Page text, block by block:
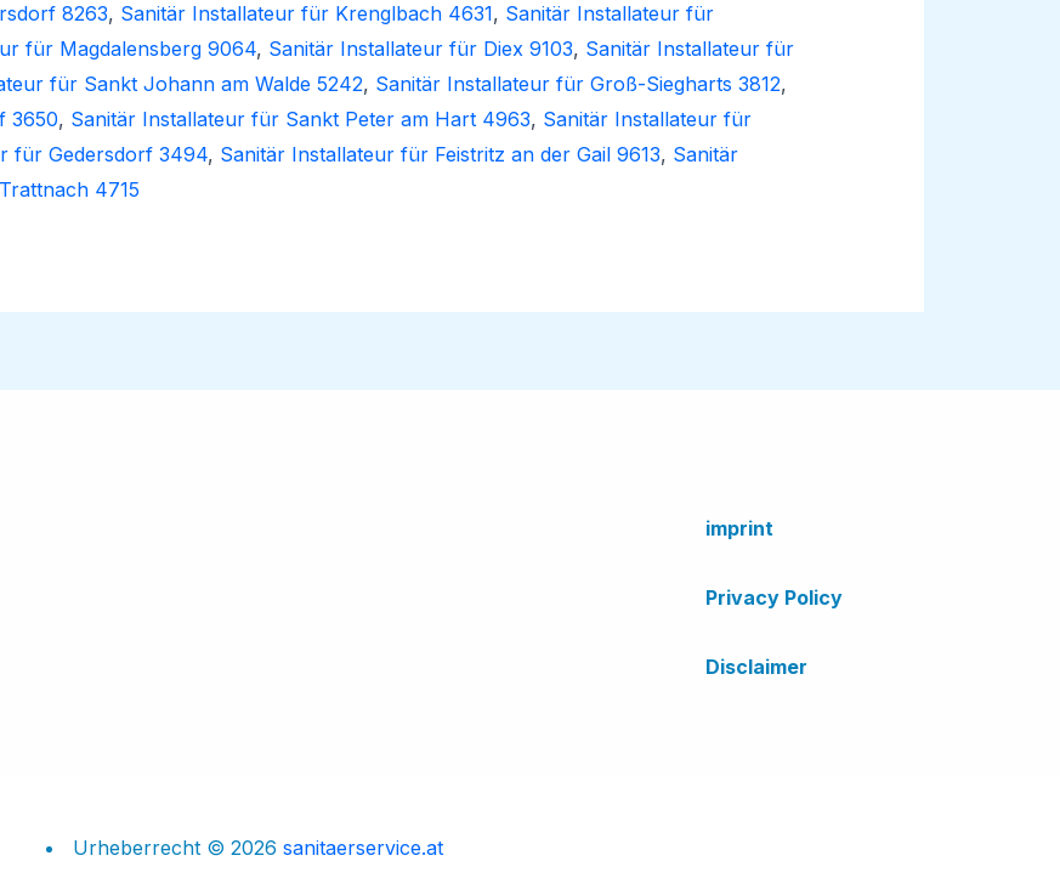
8263, Sanitär Installateur für Krenglbach 4631, Sanitär Installateur für
für Magdalensberg 9064, Sanitär Installateur für Diex 9103, Sanitär Installateur für
für Sankt Johann am Walde 5242, Sanitär Installateur für Groß-Siegharts 3812,
3650, Sanitär Installateur für Sankt Peter am Hart 4963, Sanitär Installateur für
für Gedersdorf 3494, Sanitär Installateur für Feistritz an der Gail 9613, Sanitär
4715
imprint
Privacy Policy
Disclaimer
Urheberrecht © 2026 sanitaerservice.at